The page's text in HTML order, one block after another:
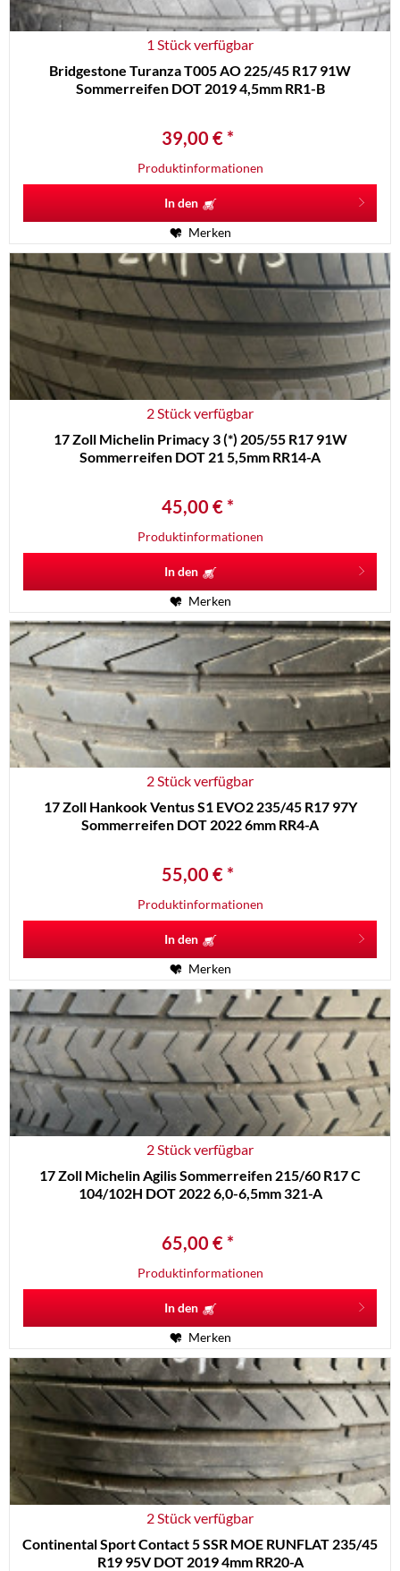
1 Stück verfügbar
Bridgestone Turanza T005 AO 225/45 R17 91W
Sommerreifen DOT 2019 4,5mm RR1-B
39,00 € *
Produktinformationen
In den
Merken
2 Stück verfügbar
17 Zoll Michelin Primacy 3 (*) 205/55 R17 91W
Sommerreifen DOT 21 5,5mm RR14-A
45,00 € *
Produktinformationen
In den
Merken
2 Stück verfügbar
17 Zoll Hankook Ventus S1 EVO2 235/45 R17 97Y
Sommerreifen DOT 2022 6mm RR4-A
55,00 € *
Produktinformationen
In den
Merken
2 Stück verfügbar
17 Zoll Michelin Agilis Sommerreifen 215/60 R17 C
104/102H DOT 2022 6,0-6,5mm 321-A
65,00 € *
Produktinformationen
In den
Merken
2 Stück verfügbar
Continental Sport Contact 5 SSR MOE RUNFLAT 235/45
R19 95V DOT 2019 4mm RR20-A